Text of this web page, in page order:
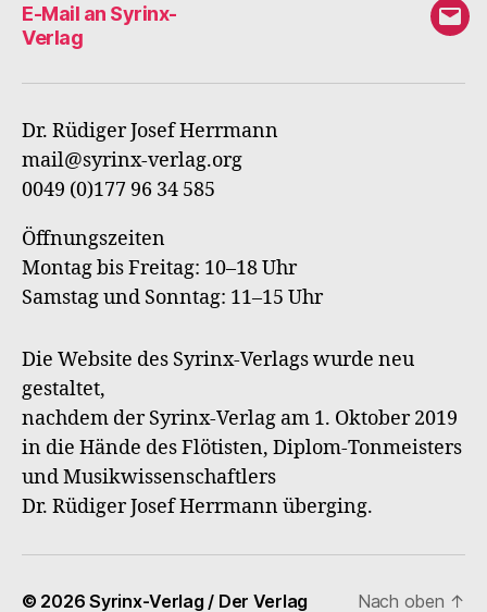
E-Mail an Syrinx-
Verlag
E-
an
Dr. Rüdiger Josef Herrmann
mail@syrinx-verlag.org
0049 (0)177 96 34 585
Öffnungszeiten
Montag bis Freitag: 10–18 Uhr
Samstag und Sonntag: 11–15 Uhr
Die Website des Syrinx-Verlags wurde neu
gestaltet,
nachdem der Syrinx-Verlag am 1. Oktober 2019
in die Hände des Flötisten, Diplom-Tonmeisters
und Musikwissenschaftlers
Dr. Rüdiger Josef Herrmann überging.
© 2026Syrinx-Verlag / Der Verlag Nach oben ↑